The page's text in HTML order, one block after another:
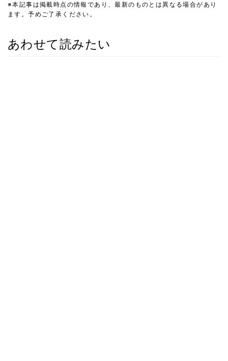
※本記事は掲載時点の情報であり、最新のものとは異なる場合があり
ます。予めご了承ください。
あわせて読みたい